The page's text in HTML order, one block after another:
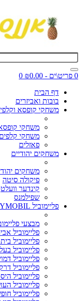
0 פריט\ים - ₪0.00
0
דף הבית
בובות ואביזרים
משחקי קופסא
משחקי
משחקי קלפים
פאזלים
משחקים יהודיים
משחקים
פיקולה סיטה
קינדער וועלט
שפילמנס
פליימוביל PLAYMOBIL
מבצעי
פליימוביל
פליימוביל
פליימוביל
פליימוביל
פליימוביל
פליימוביל
פליימוביל
פליימוביל